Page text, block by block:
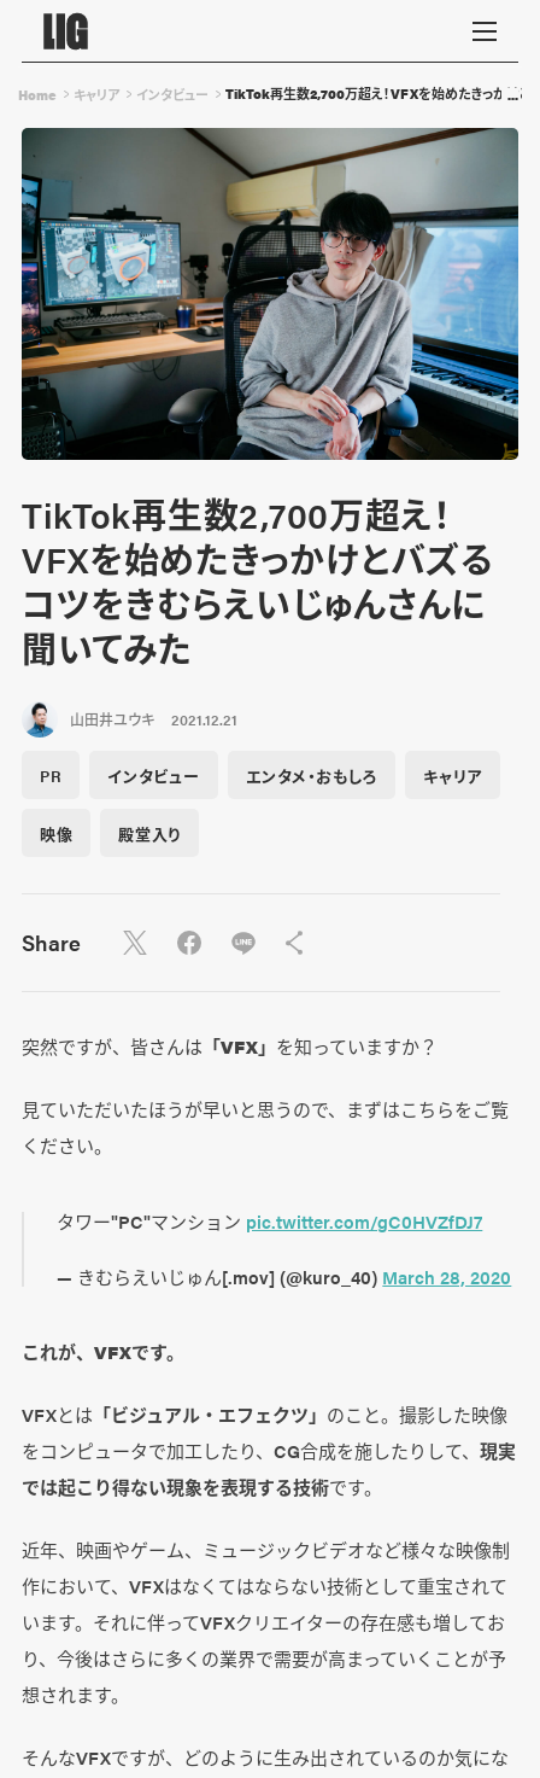
Home キャリア インタビュー TikTok再生数2,700万超え！VFXを始めたきっかけと
TikTok再生数2,700万超え！
VFXを始めたきっかけとバズる
コツをきむらえいじゅんさんに
聞いてみた
山田井ユウキ 2021.12.21
PR インタビュー エンタメ・おもしろ キャリア
映像 殿堂入り
Share
突然ですが、皆さんは 「VFX」 を知っていますか？
見ていただいたほうが早いと思うので、まずはこちらをご覧
ください。
タワー"PC"マンション pic.twitter.com/gC0HVZfDJ7
— きむらえいじゅん[.mov] (@kuro_40) March 28, 2020
これが、VFXです。
VFXとは 「ビジュアル・エフェクツ」 のこと。撮影した映像
をコンピュータで加工したり、CG合成を施したりして、 現実
では起こり得ない現象を表現する技術です。
近年、映画やゲーム、ミュージックビデオなど様々な映像制
作において、VFXはなくてはならない技術として重宝されて
います。それに伴ってVFXクリエイターの存在感も増してお
り、今後はさらに多くの業界で需要が高まっていくことが予
想されます。
そんなVFXですが、どのように生み出されているのか気にな